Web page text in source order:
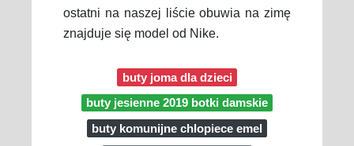
ostatni na naszej liście obuwia na zimę
znajduje się model od Nike.
buty joma dla dzieci
buty jesienne 2019 botki damskie
buty komunijne chlopiece emel